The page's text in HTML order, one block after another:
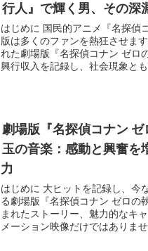
行人』で輝く男、その深
はじめに 国民的アニメ『名探偵
版は多くのファンを熱狂させま
れた劇場版『名探偵コナン ゼロ
興行収入を記録し、社会現象と
劇場版『名探偵コナン
玉の音楽：感動と興奮を
力
はじめに 大ヒットを記録し、今
る劇場版『名探偵コナン ゼロの
まれたストーリー、魅力的なキ
メーション映像だけではありま